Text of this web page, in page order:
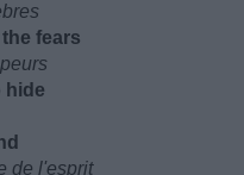
fears
hide
de l'esprit